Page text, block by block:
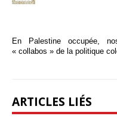
En Palestine occupée,
« collabos » de la politique
ARTICLES LIÉS